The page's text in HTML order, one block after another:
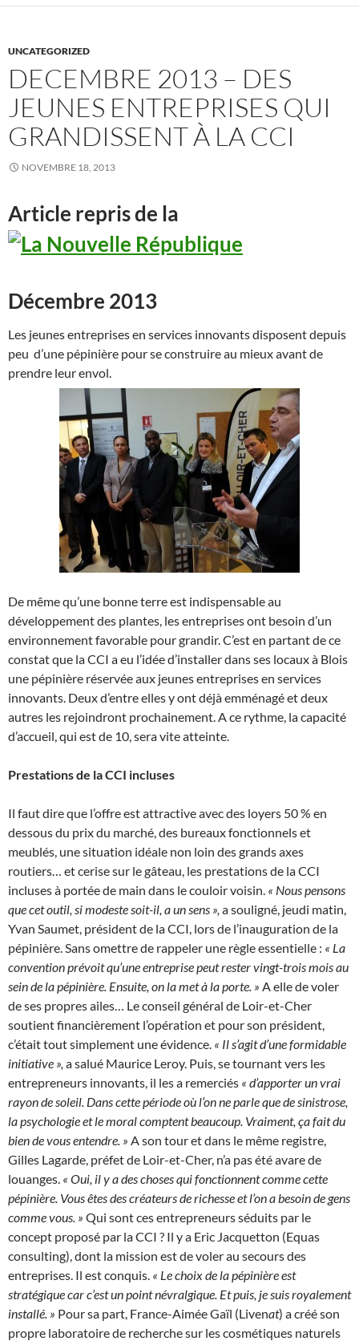
UNCATEGORIZED
DECEMBRE 2013 – DES
JEUNES ENTREPRISES QUI
GRANDISSENT À LA CCI
NOVEMBRE 18, 2013
Article repris de la
Décembre 2013
Les jeunes entreprises en services innovants disposent depuis
peu d’une pépinière pour se construire au mieux avant de
prendre leur envol.
De même qu’une bonne terre est indispensable au
développement des plantes, les entreprises ont besoin d’un
environnement favorable pour grandir. C’est en partant de ce
constat que la CCI a eu l’idée d’installer dans ses locaux à Blois
une pépinière réservée aux jeunes entreprises en services
innovants. Deux d’entre elles y ont déjà emménagé et deux
autres les rejoindront prochainement. A ce rythme, la capacité
d’accueil, qui est de 10, sera vite atteinte.
Prestations de la CCI incluses
Il faut dire que l’offre est attractive avec des loyers 50 % en
dessous du prix du marché, des bureaux fonctionnels et
meublés, une situation idéale non loin des grands axes
routiers… et cerise sur le gâteau, les prestations de la CCI
incluses à portée de main dans le couloir voisin. « Nous pensons
que cet outil, si modeste soit-il, a un sens », a souligné, jeudi matin,
Yvan Saumet, président de la CCI, lors de l’inauguration de la
pépinière. Sans omettre de rappeler une règle essentielle : « La
convention prévoit qu’une entreprise peut rester vingt-trois mois au
sein de la pépinière. Ensuite, on la met à la porte. » A elle de voler
de ses propres ailes… Le conseil général de Loir-et-Cher
soutient financièrement l’opération et pour son président,
c’était tout simplement une évidence. « Il s’agit d’une formidable
initiative », a salué Maurice Leroy. Puis, se tournant vers les
entrepreneurs innovants, il les a remerciés « d’apporter un vrai
rayon de soleil. Dans cette période où l’on ne parle que de sinistrose,
la psychologie et le moral comptent beaucoup. Vraiment, ça fait du
bien de vous entendre. » A son tour et dans le même registre,
Gilles Lagarde, préfet de Loir-et-Cher, n’a pas été avare de
louanges. « Oui, il y a des choses qui fonctionnent comme cette
pépinière. Vous êtes des créateurs de richesse et l’on a besoin de gens
comme vous. » Qui sont ces entrepreneurs séduits par le
concept proposé par la CCI ? Il y a Eric Jacquetton (Equas
consulting), dont la mission est de voler au secours des
entreprises. Il est conquis. « Le choix de la pépinière est
stratégique car c’est un point névralgique. Et puis, je suis royalement
installé. » Pour sa part, France-Aimée Gaïl (Livenat) a créé son
propre laboratoire de recherche sur les cosmétiques naturels